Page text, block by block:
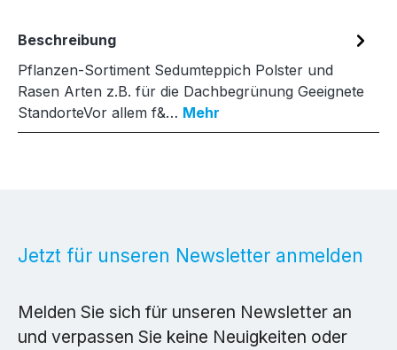
Beschreibung
Pflanzen-Sortiment Sedumteppich Polster und
Rasen Arten z.B. für die Dachbegrünung Geeignete
StandorteVor allem f&… Mehr
Jetzt für unseren Newsletter anmelden
Melden Sie sich für unseren Newsletter an
und verpassen Sie keine Neuigkeiten oder